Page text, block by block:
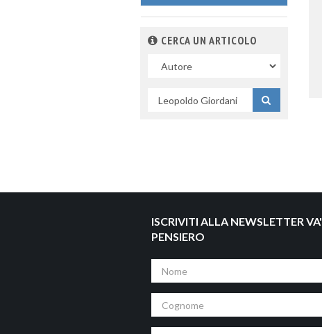
CERCA UN ARTICOLO
campo
per
ISCRIVITI ALLA NEWSLETTER VA'
PENSIERO